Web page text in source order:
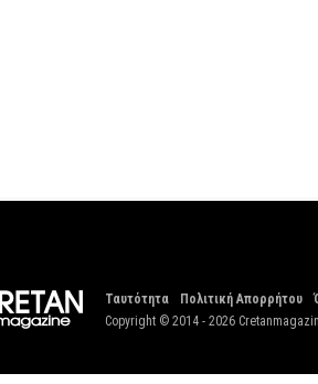
Ταυτότητα Πολιτική Απορρήτου
Copyright © 2014 - 2026